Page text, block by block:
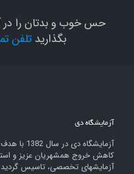
حس خوب و بدتان را در
بگذاریدتلفن
آزمایشگاه دی
کاهش خروج همشهریان عزیز و
آزمایشهای تخصصی، تاسیس گردید